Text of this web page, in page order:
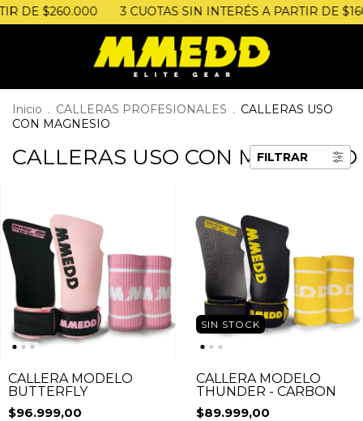
DE $260.000 3 CUOTAS SIN INTERÉS A PARTIR DE
Inicio . CALLERAS PROFESIONALES . CALLERAS USO
CON MAGNESIO
CALLERAS USO CON MAGNESIO
FILTRAR
CALLERA MODELO
BUTTERFLY
$96.999,00
SIN STOCK
CALLERA MODELO
THUNDER - CARBON
$89.999,00